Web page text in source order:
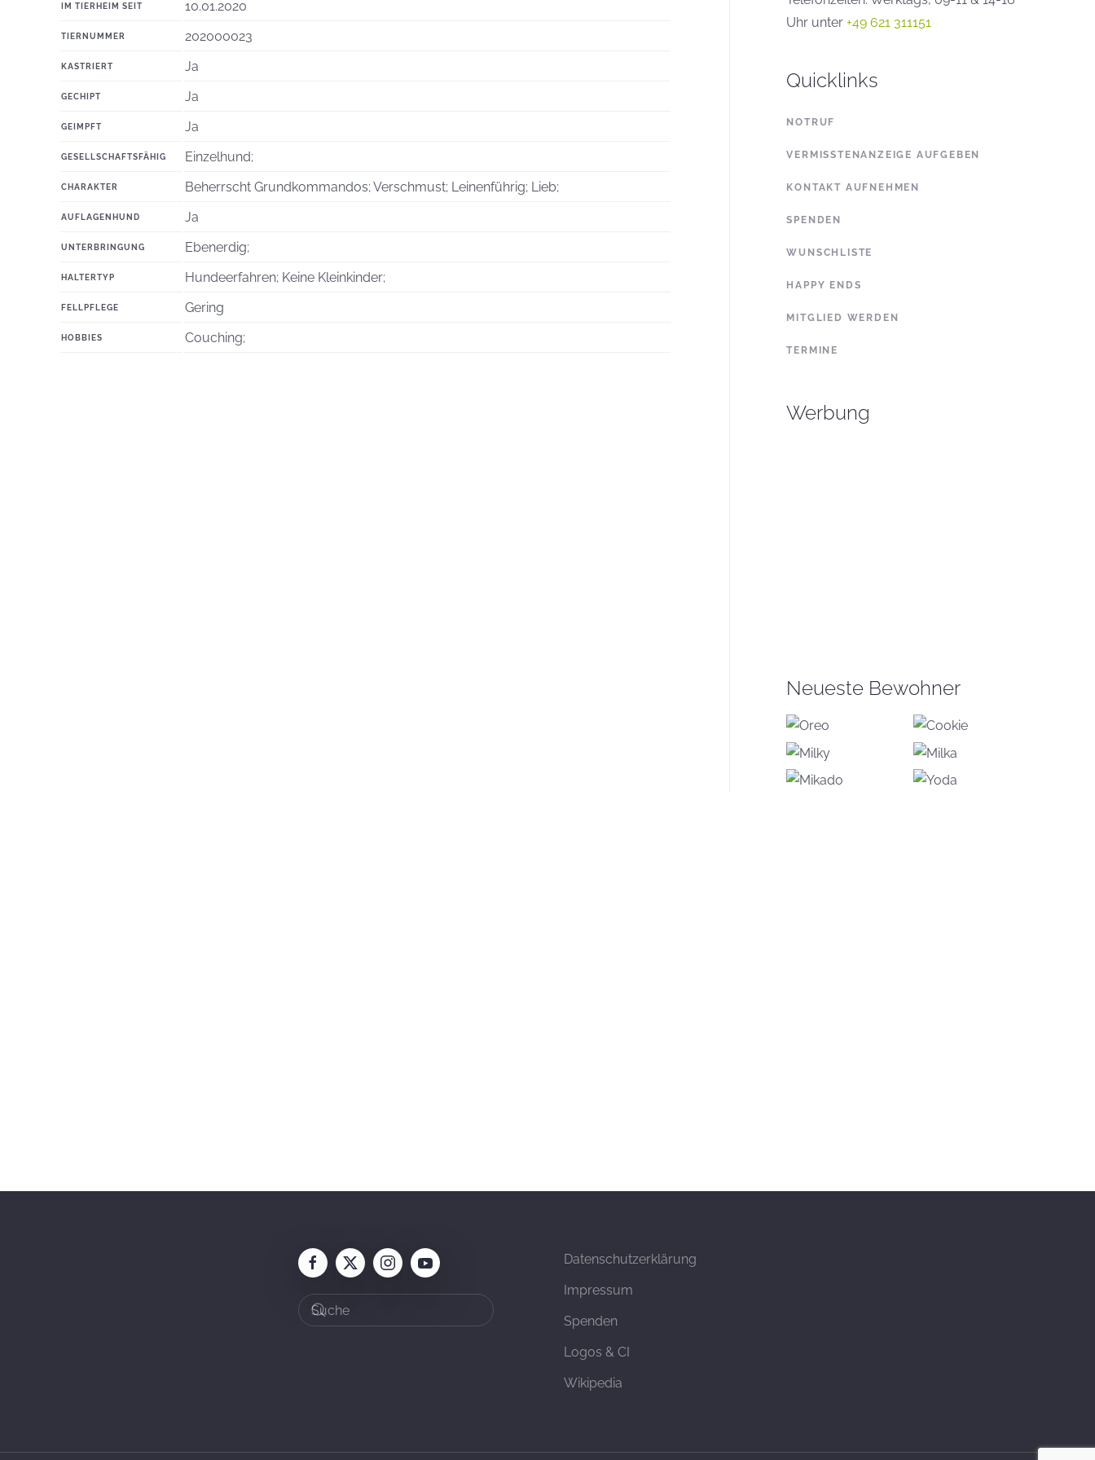
IM TIERHEIM SEIT 10.01.2020
TIERNUMMER 202000023
KASTRIERT Ja
GECHIPT Ja
GEIMPFT Ja
GESELLSCHAFTSFÄHIG Einzelhund;
CHARAKTER Beherrscht Grundkommandos; Verschmust; Leinenführig; Lieb;
AUFLAGENHUND Ja
UNTERBRINGUNG Ebenerdig;
HALTERTYP Hundeerfahren; Keine Kleinkinder;
FELLPFLEGE Gering
HOBBIES Couching;
Uhr unter+49 621 311151
Quicklinks
NOTRUF
VERMISSTENANZEIGE AUFGEBEN
KONTAKT AUFNEHMEN
SPENDEN
WUNSCHLISTE
HAPPY ENDS
MITGLIED WERDEN
TERMINE
Werbung
Neueste Bewohner
Datenschutzerklärung
Impressum
Spenden
Logos & CI
Wikipedia